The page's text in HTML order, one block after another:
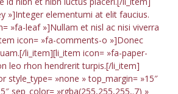
»]Integer elementumi at elit faucius.
»fa-leaf »]Nullam et nisl ac nisi viverra
icon= »fa-comments-o »]Donec
li_item][li_item icon= »fa-paper-
leo rhon hendrerit turpis.[/li_item]
style_type= »none » top_margin= »15″
sep_color= »rgba(255,255,255,.7) »